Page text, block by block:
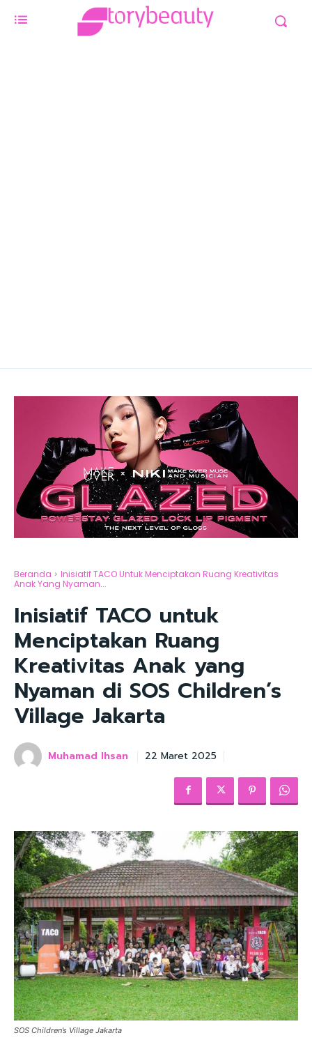
Beranda
Inisiatif TACO Untuk Menciptakan Ruang Kreativitas
Anak Yang Nyaman...
Inisiatif TACO untuk
Menciptakan Ruang
Kreativitas Anak yang
Nyaman di SOS Children’s
Village Jakarta
Muhamad Ihsan 22 Maret 2025
SOS Children’s Village Jakarta